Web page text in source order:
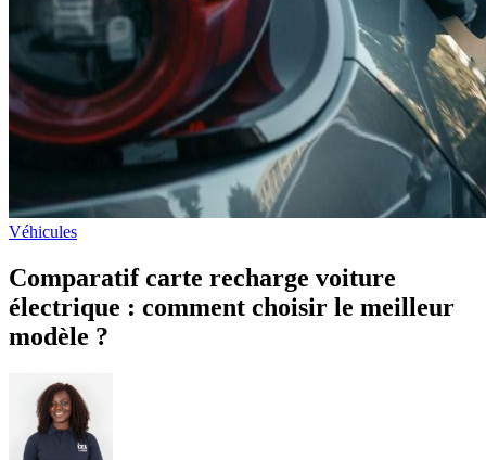
Véhicules
Comparatif carte recharge voiture
électrique : comment choisir le meilleur
modèle ?